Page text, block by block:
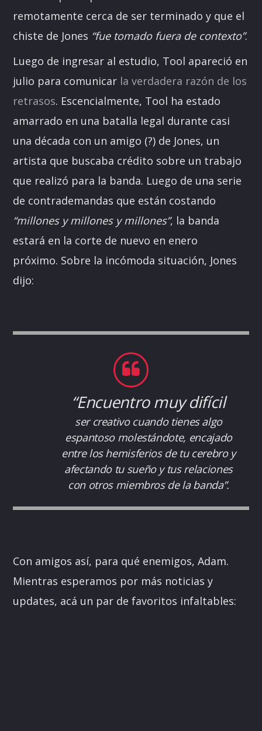
remotamente cerca de ser terminado y que el
chiste de Jones “fue tomado fuera de contexto”.
Luego de ingresar al estudio, Tool apareció en
julio para comunicar la verdadera razón de los
retrasos. Escencialmente, Tool ha estado
amarrado en una batalla legal durante casi
una década con un amigo (?) de Jones, un
artista que buscaba crédito sobre un trabajo
que realizó para la banda. Luego de una serie
de contrademandas que están costando
“millones y millones y millones”, la banda
estará en la corte de nuevo en enero
próximo. Sobre la incómoda situación, Jones
dijo:
“Encuentro muy difícil
ser creativo cuando tienes algo
espantoso molestándote, encajado
entre los hemisferios de tu cerebro y
afectando tu sueño y tus relaciones
con otros miembros de la banda”.
Con amigos así, para qué enemigos, Adam.
Mientras esperamos por más noticias y
updates, acá un par de favoritos infaltables: